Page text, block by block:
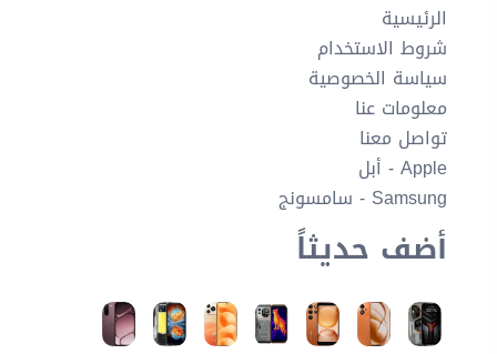
الرئيسية
شروط الاستخدام
سياسة الخصوصية
معلومات عنا
تواصل معنا
Apple - أبل
Samsung - سامسونج
أضف حديثاً